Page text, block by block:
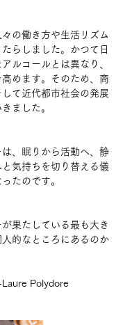
の働き方や生活リズム
らしました。かつて日
ルコールとは異なり、
めます。そのため、商
て近代都市社会の発展
ました。
、眠りから活動へ、静
気持ちを切り替える儀
たのです。
果たしている最も大き
的なところにあるのか
Polydore